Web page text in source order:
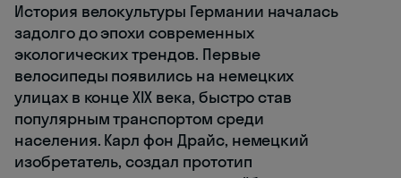
История велокультуры Германии началась
задолго до эпохи современных
экологических трендов. Первые
велосипеды появились на немецких
улицах в конце XIX века, быстро став
популярным транспортом среди
населения. Карл фон Драйс, немецкий
изобретатель, создал прототип